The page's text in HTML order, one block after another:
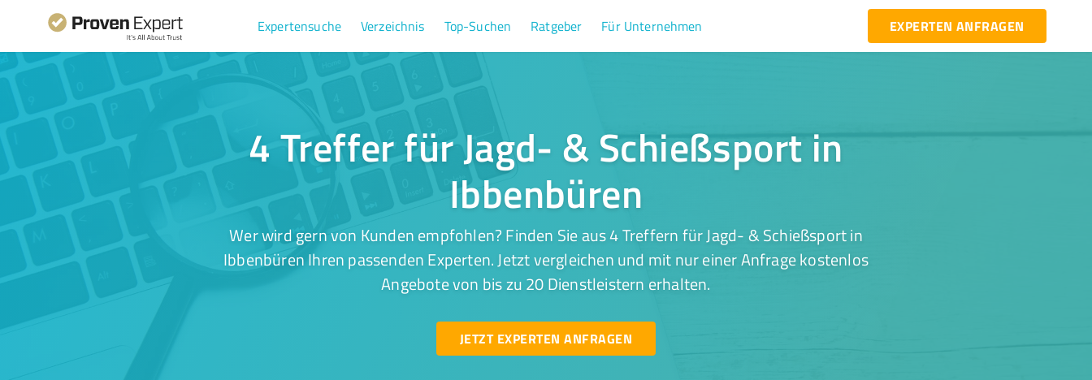
Expertensuche Verzeichnis Top-Suchen Ratgeber Für Unternehmen EXPERTEN ANFRAGEN
4 Treffer für Jagd- & Schießsport in
Ibbenbüren
Wer wird gern von Kunden empfohlen? Finden Sie aus 4 Treffern für Jagd- & Schießsport in
Ibbenbüren Ihren passenden Experten. Jetzt vergleichen und mit nur einer Anfrage kostenlos
Angebote von bis zu 20 Dienstleistern erhalten.
JETZT EXPERTEN ANFRAGEN